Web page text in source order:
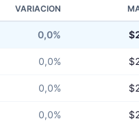
VARIACION
0,0%
0,0%
0,0%
0,0%